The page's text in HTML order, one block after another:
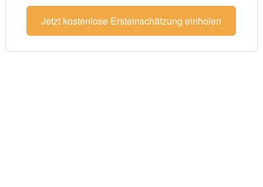
Jetzt kostenlose Ersteinschätzung einholen